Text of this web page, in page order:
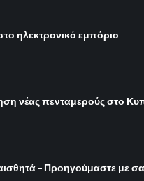
ηλεκτρονικό εμπόριο
νέας πενταμερούς στο
– Προηγούμαστε με